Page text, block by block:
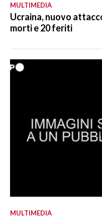
MULTIMEDIA
Ucraina, nuovo
morti e 20 feriti
MULTIMEDIA